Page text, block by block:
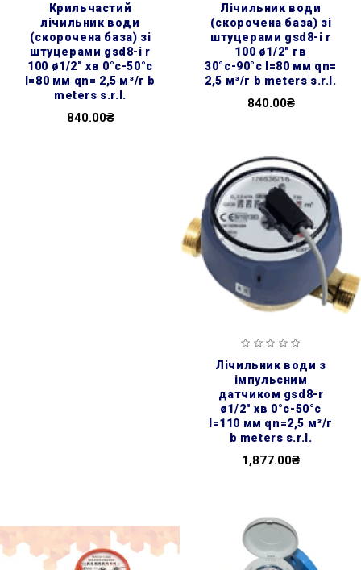
крильчастий
лічильник води
(скорочена база) зі
штуцерами gsd8-i r
100 ø1/2″ хв 0°с-50°с
l=80 мм qn= 2,5 м³/г b
meters s.r.l.
840.00₴
лічильник води
(скорочена база) зі
штуцерами gsd8-i r
100 ø1/2″ гв
30°с-90°с l=80 мм qn=
2,5 м³/г b meters s.r.l.
840.00₴
лічильник води з
імпульсним
датчиком gsd8-r
ø1/2″ хв 0°с-50°с
l=110 мм qn=2,5 м³/г
b meters s.r.l.
1,877.00₴